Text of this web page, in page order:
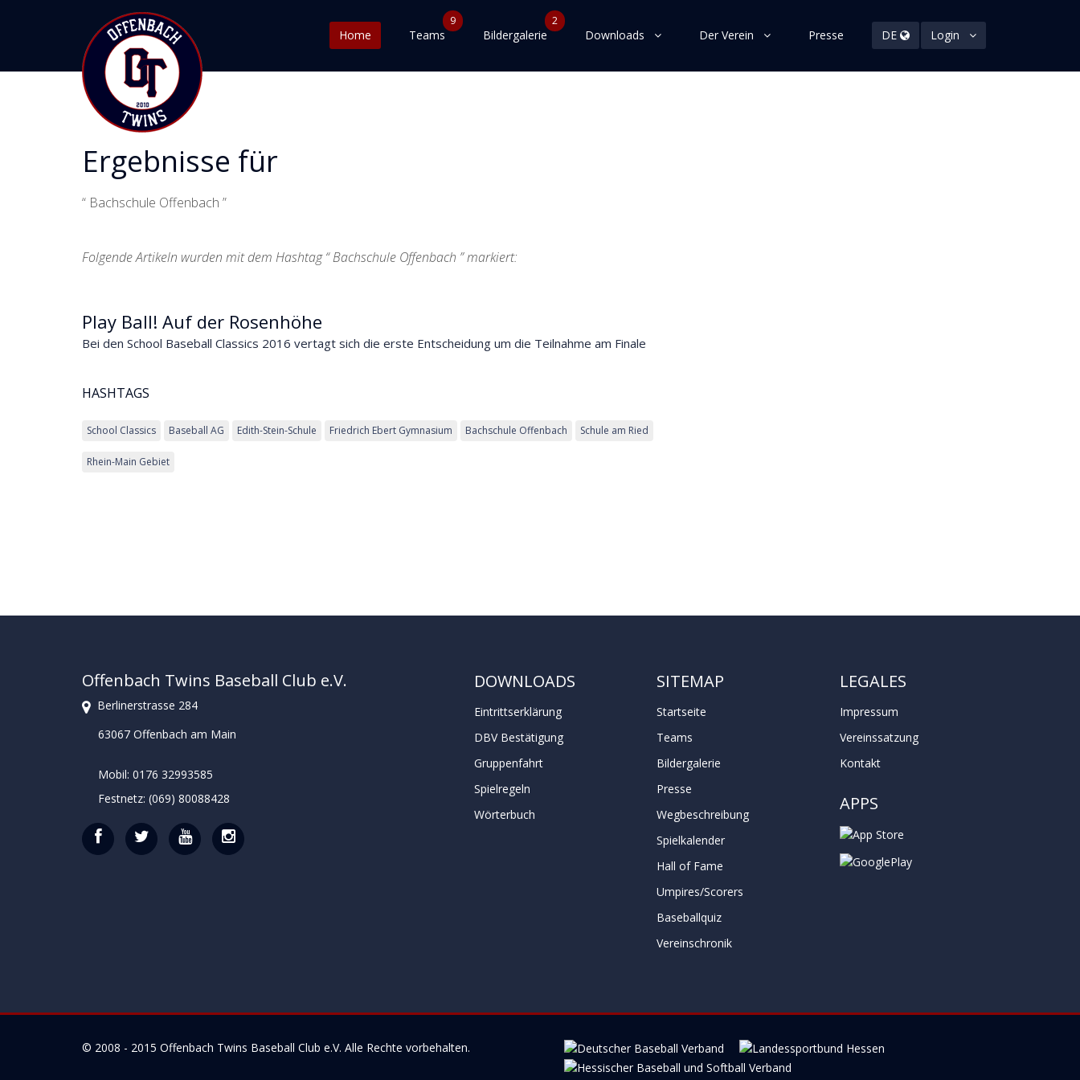
Home
9
Teams
2
Bildergalerie Downloads Der Verein Presse DE Login
Ergebnisse für
“ Bachschule Offenbach ”
Folgende Artikeln wurden mit dem Hashtag “ Bachschule Offenbach ” markiert:
Play Ball! Auf der Rosenhöhe
Bei den School Baseball Classics 2016 vertagt sich die erste Entscheidung um die Teilnahme am Finale
HASHTAGS
School Classics Baseball AG Edith-Stein-Schule Friedrich Ebert Gymnasium Bachschule Offenbach Schule am Ried
Rhein-Main Gebiet
Offenbach Twins Baseball Club e.V.
Berlinerstrasse 284
63067 Offenbach am Main
Mobil: 0176 32993585
Festnetz: (069) 80088428
DOWNLOADS
Eintrittserklärung
DBV Bestätigung
Gruppenfahrt
Spielregeln
Wörterbuch
SITEMAP
Startseite
Teams
Bildergalerie
Presse
Wegbeschreibung
Spielkalender
Hall of Fame
Umpires/Scorers
Baseballquiz
Vereinschronik
LEGALES
Impressum
Vereinssatzung
Kontakt
APPS
© 2008 - 2015 Offenbach Twins Baseball Club e.V. Alle Rechte vorbehalten.